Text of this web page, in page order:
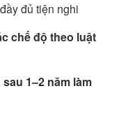
đủ tiện nghi
chế độ theo luật
1–2 năm làm